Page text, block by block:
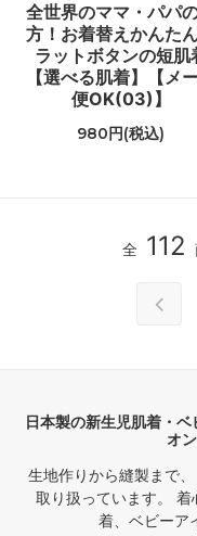
全世界のママ・パパ
方！お着替えかんた
ラットボタンの短肌
【選べる肌着】【メ
便OK(03)】
980円(税込)
全 112
日本製の新生児肌着・
オ
生地作りから縫製まで
取り扱っています。
着、ベビーア